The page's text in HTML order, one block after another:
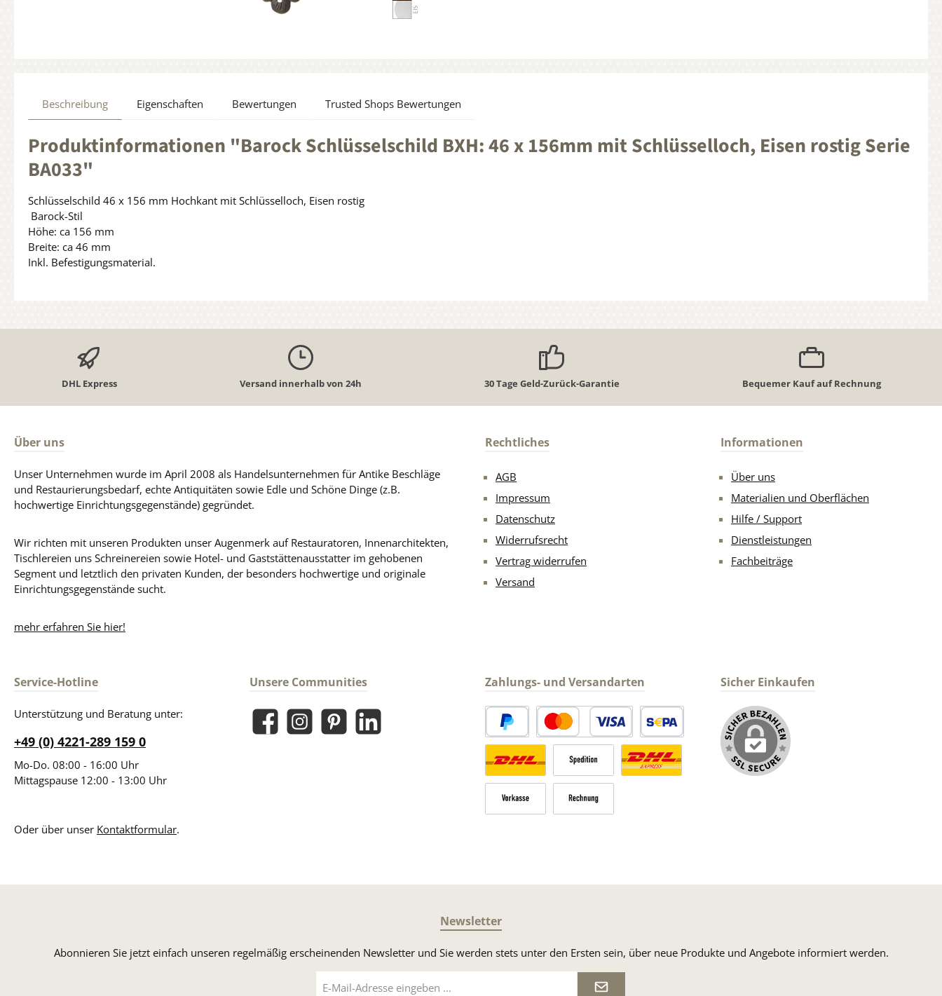
Beschreibung Eigenschaften Bewertungen Trusted Shops Bewertungen
Produktinformationen "Barock Schlüsselschild BXH: 46 x 156mm mit Schlüsselloch, Eisen rostig Serie
BA033"
Schlüsselschild 46 x 156 mm Hochkant mit Schlüsselloch, Eisen rostig
Barock-Stil
Höhe: ca 156 mm
Breite: ca 46 mm
Inkl. Befestigungsmaterial.
DHL Express Versand innerhalb von 24h 30 Tage Geld-Zurück-Garantie Bequemer Kauf auf Rechnung
Über uns
Unser Unternehmen wurde im April 2008 als Handelsunternehmen für Antike Beschläge
und Restaurierungsbedarf, echte Antiquitäten sowie Edle und Schöne Dinge (z.B.
hochwertige Einrichtungsgegenstände) gegründet.
Wir richten mit unseren Produkten unser Augenmerk auf Restauratoren, Innenarchitekten,
Tischlereien uns Schreinereien sowie Hotel- und Gaststättenausstatter im gehobenen
Segment und letztlich den privaten Kunden, der besonders hochwertige und originale
Einrichtungsgegenstände sucht.
mehr erfahren Sie hier!
Rechtliches
AGB
Impressum
Datenschutz
Widerrufsrecht
Vertrag widerrufen
Versand
Informationen
Über uns
Materialien und Oberflächen
Hilfe / Support
Dienstleistungen
Fachbeiträge
Service-Hotline
Unterstützung und Beratung unter:
+49 (0) 4221-289 159 0
Mo-Do. 08:00 - 16:00 Uhr
Mittagspause 12:00 - 13:00 Uhr
Oder über unser Kontaktformular.
Unsere Communities
FacebookInstagramPinterestLinkedIn
Zahlungs- und Versandarten
PayPal Kredit- oder DebitkarteSEPA Lastschrift
Versandkosten Deutschland normaler Versand Deutsche Post
Sperrgut
Sicher Einkaufen
Newsletter
Abonnieren Sie jetzt einfach unseren regelmäßig erscheinenden Newsletter und Sie werden stets unter den Ersten sein, über neue Produkte und Angebote informiert werden.
Mail-